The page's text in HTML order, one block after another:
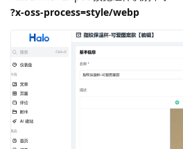
?x-oss-process=style/webp